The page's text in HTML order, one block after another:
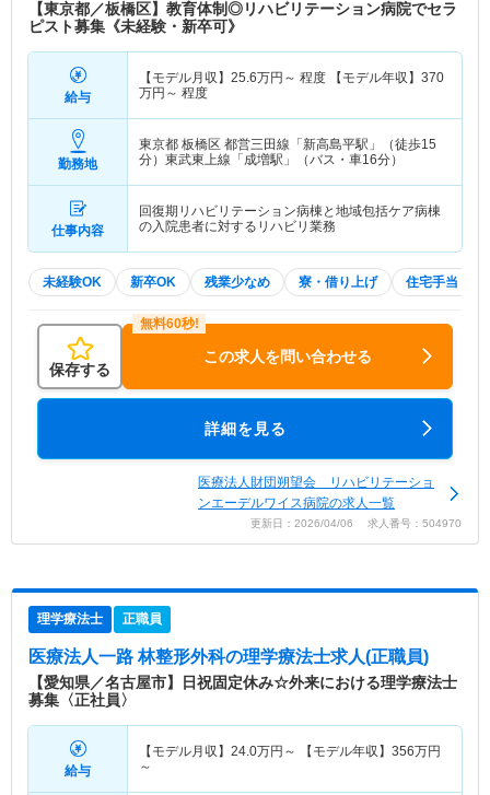
【東京都／板橋区】教育体制◎リハビリテーション病院でセラ
ピスト募集《未経験・新卒可》
給与
【モデル月収】 25.6万円～ 程度 【モデル年収】 370
万円～ 程度
勤務地
東京都 板橋区 都営三田線「新高島平駅」（徒歩15
分）東武東上線「成増駅」（バス・車16分）
仕事内容
回復期リハビリテーション病棟と地域包括ケア病棟
の入院患者に対するリハビリ業務
未経験OK 新卒OK 残業少なめ 寮・借り上げ 住宅手当・補
保存する
この求人を問い合わせる
詳細を見る
医療法人財団朔望会 リハビリテーショ
ンエーデルワイス病院の求人一覧
更新日：2026/04/06 求人番号：504970
理学療法士 正職員
医療法人一路 林整形外科の理学療法士求人(正職員)
【愛知県／名古屋市】日祝固定休み☆外来における理学療法士
募集〈正社員〉
給与
【モデル月収】 24.0万円～ 【モデル年収】 356万円
～